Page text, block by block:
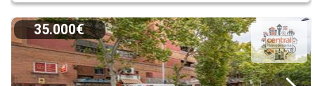
35.000€